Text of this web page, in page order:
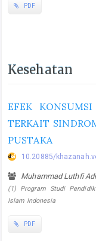
PDF
Kesehatan
EFEK
TERKAIT
PUSTAKA
10.20885/
Muhammad Luthfi
(1) Program Studi
Islam Indonesia
PDF